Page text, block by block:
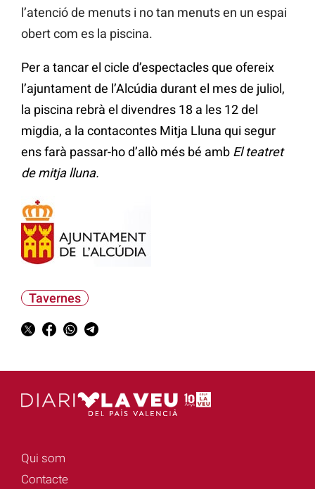
l’atenció de menuts i no tan menuts en un espai
obert com es la piscina.
Per a tancar el cicle d’espectacles que ofereix
l’ajuntament de l’Alcúdia durant el mes de juliol,
la piscina rebrà el divendres 18 a les 12 del
migdia, a la contacontes Mitja Lluna qui segur
ens farà passar-ho d’allò més bé amb El teatret
de mitja lluna.
Tavernes
Qui som
Contacte